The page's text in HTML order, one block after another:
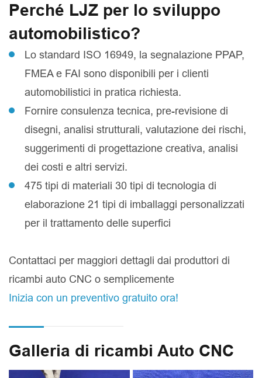
Perché LJZ per lo sviluppo
automobilistico?
Lo standard ISO 16949, la segnalazione PPAP,
FMEA e FAI sono disponibili per i clienti
automobilistici in pratica richiesta.
Fornire consulenza tecnica, pre-revisione di
disegni, analisi strutturali, valutazione dei rischi,
suggerimenti di progettazione creativa, analisi
dei costi e altri servizi.
475 tipi di materiali 30 tipi di tecnologia di
elaborazione 21 tipi di imballaggi personalizzati
per il trattamento delle superfici
Contattaci per maggiori dettagli dai produttori di
ricambi auto CNC o semplicemente
Inizia con un preventivo gratuito ora!
Galleria di ricambi Auto CNC